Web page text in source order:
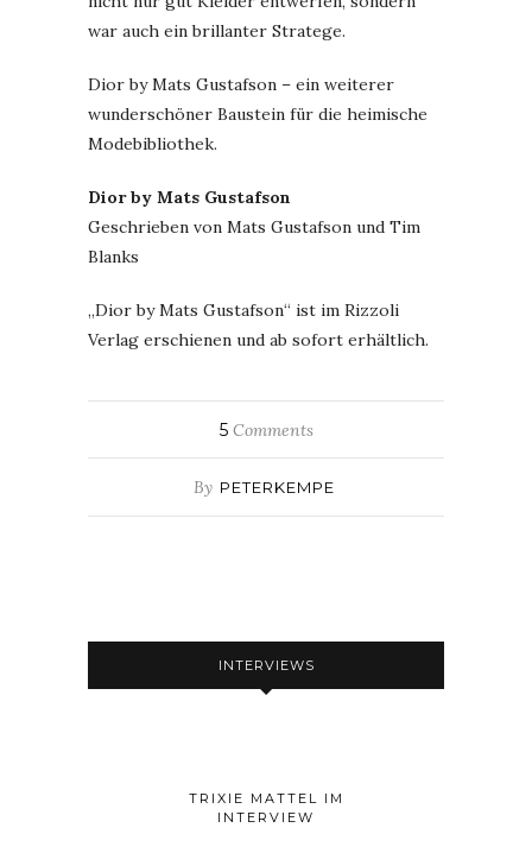
war auch ein brillanter Stratege.
Dior by Mats Gustafson – ein weiterer
wunderschöner Baustein für die heimische
Modebibliothek.
Dior by Mats Gustafson
Geschrieben von Mats Gustafson und Tim
Blanks
„Dior by Mats Gustafson“ ist im Rizzoli
Verlag erschienen und ab sofort erhältlich.
5Comments
By PETERKEMPE
INTERVIEWS
TRIXIE MATTEL IM
INTERVIEW